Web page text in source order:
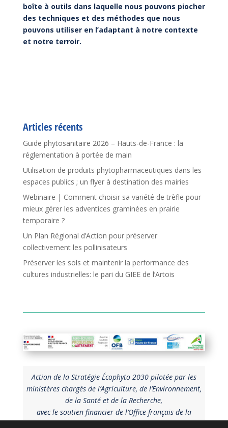
boîte à outils dans laquelle nous pouvons piocher
des techniques et des méthodes que nous
pouvons utiliser en l’adaptant à notre contexte
et notre terroir.
Articles récents
Guide phytosanitaire 2026 – Hauts-de-France : la
réglementation à portée de main
Utilisation de produits phytopharmaceutiques dans les
espaces publics ; un flyer à destination des mairies
Webinaire | Comment choisir sa variété de trèfle pour
mieux gérer les adventices graminées en prairie
temporaire ?
Un Plan Régional d’Action pour préserver
collectivement les pollinisateurs
Préserver les sols et maintenir la performance des
cultures industrielles: le pari du GIEE de l’Artois
Action de la Stratégie Écophyto 2030 pilotée par les
ministères chargés de l’Agriculture, de l’Environnement,
de la Santé et de la Recherche,
avec le soutien financier de l’Office français de la
biodiversité.